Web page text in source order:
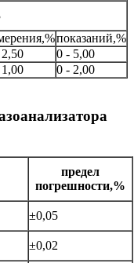
показаний,%
0 - 5,00
0 - 2,00
предел
погрешности,%
±0,05
±0,02